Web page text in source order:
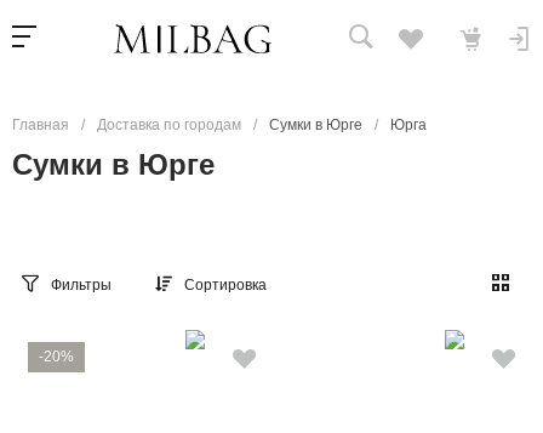
Главная / Доставка по городам / Сумки в Юрге / Юрга
Сумки в Юрге
Фильтры Сортировка
-20%